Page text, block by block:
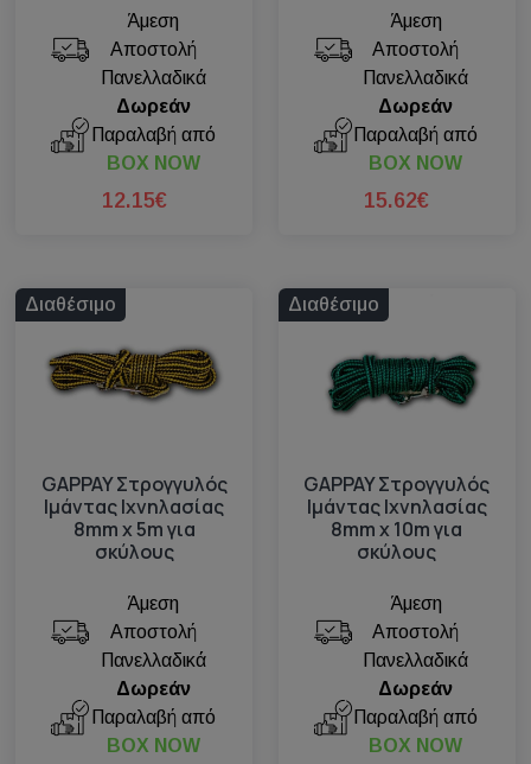
Άμεση
Αποστολή
Πανελλαδικά
Δωρεάν
Παραλαβή από
BOX NOW
12.15€
Άμεση
Αποστολή
Πανελλαδικά
Δωρεάν
Παραλαβή από
BOX NOW
15.62€
Διαθέσιμο
GAPPAY Στρογγυλός
Ιμάντας Ιχνηλασίας
8mm x 5m για
σκύλους
Άμεση
Αποστολή
Πανελλαδικά
Δωρεάν
Παραλαβή από
BOX NOW
Διαθέσιμο
GAPPAY Στρογγυλός
Ιμάντας Ιχνηλασίας
8mm x 10m για
σκύλους
Άμεση
Αποστολή
Πανελλαδικά
Δωρεάν
Παραλαβή από
BOX NOW